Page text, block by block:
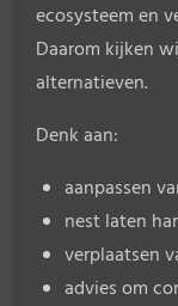
ecosysteem en
Daarom kijken
alternatieven.
Denk aan:
aanpassen
nest laten
verplaatsen
advies om